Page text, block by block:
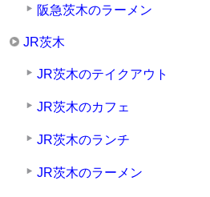
阪急茨木のラーメン
JR茨木
JR茨木のテイクアウト
JR茨木のカフェ
JR茨木のランチ
JR茨木のラーメン